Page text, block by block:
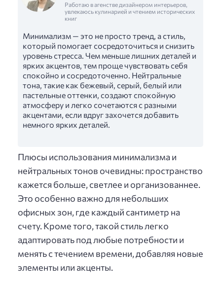
Работаю в агенстве дизайнером интерьеров,
увлекаюсь кулинарией и чтением исторических
книг
Минимализм — это не просто тренд, а стиль,
который помогает сосредоточиться и снизить
уровень стресса. Чем меньше лишних деталей и
ярких акцентов, тем проще чувствовать себя
спокойно и сосредоточенно. Нейтральные
тона, такие как бежевый, серый, белый или
пастельные оттенки, создают спокойную
атмосферу и легко сочетаются с разными
акцентами, если вдруг захочется добавить
немного ярких деталей.
Плюсы использования минимализма и
нейтральных тонов очевидны: пространство
кажется больше, светлее и организованнее.
Это особенно важно для небольших
офисных зон, где каждый сантиметр на
счету. Кроме того, такой стиль легко
адаптировать под любые потребности и
менять с течением времени, добавляя новые
элементы или акценты.